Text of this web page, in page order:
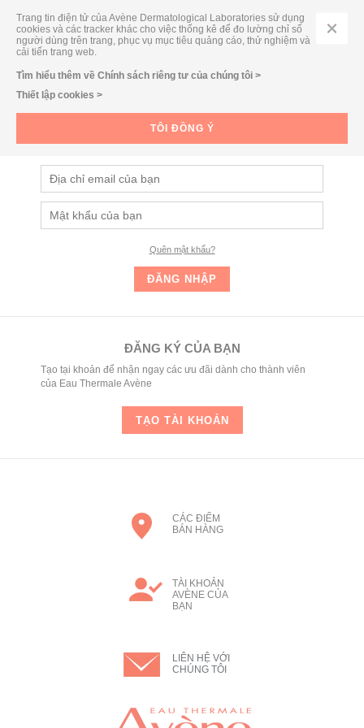
Trang tin điện tử của Avène Dermatological Laboratories sử dụng
cookies và các tracker khác cho việc thống kê để đo lường chỉ số
người dùng trên trang, phục vụ mục tiêu quảng cáo, thử nghiệm và
cải tiến trang web.
Tìm hiểu thêm về Chính sách riêng tư của chúng tôi >
Thiết lập cookies >
TÔI ĐỒNG Ý
Đăng nhập và nhận ngay các ưu đãi dành cho Thành viên của
Eau Thermale Avène
Quên mật khẩu?
ĐĂNG KÝ CỦA BẠN
Tạo tại khoản để nhận ngay các ưu đãi dành cho thành viên
của Eau Thermale Avène
TẠO TÀI KHOẢN
CÁC ĐIỂM
BÁN HÀNG
TÀI KHOẢN
AVÈNE CỦA
BẠN
LIÊN HỆ VỚI
CHÚNG TÔI